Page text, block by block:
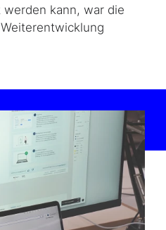
werden kann, war die